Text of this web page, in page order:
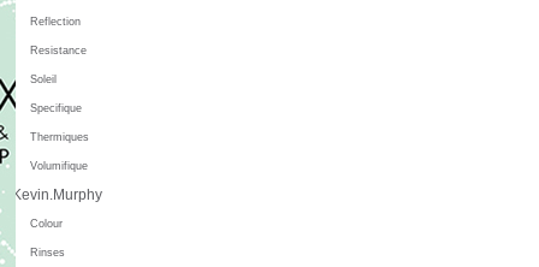
Reflection
Resistance
Soleil
Specifique
Thermiques
Volumifique
Kevin.Murphy
Colour
Rinses